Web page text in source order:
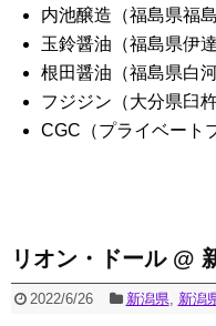
内池醸造（福島県福島
玉鈴醤油（福島県伊達
根田醤油（福島県白河
フジジン（大分県臼杵
CGC（プライベート
リオン・ドール @
2022/6/26 新潟県, 新潟